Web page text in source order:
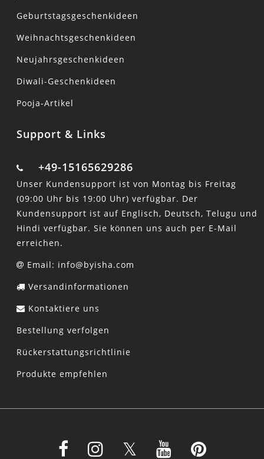
Geburtstagsgeschenkideen
Weihnachtsgeschenkideen
Neujahrsgeschenkideen
Diwali-Geschenkideen
Pooja-Artikel
Support & Links
+49-15165629286
Unser Kundensupport ist von Montag bis Freitag
(09:00 Uhr bis 19:00 Uhr) verfügbar. Der
Kundensupport ist auf Englisch, Deutsch, Telugu und
Hindi verfügbar. Sie können uns auch per E-Mail
erreichen.
Email: info@byisha.com
Versandinformationen
Kontaktiere uns
Bestellung verfolgen
Rückerstattungsrichtlinie
Produkte empfehlen